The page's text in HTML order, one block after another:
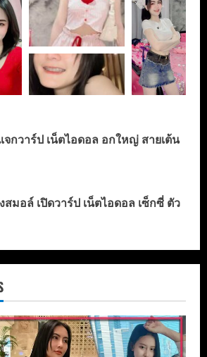
แจกวาร์ป เน็ตไอดอล อกใหญ่ สายเต้น
สมอล์ เปิดวาร์ป เน็ตไอดอล เซ็กซี่ ตัว